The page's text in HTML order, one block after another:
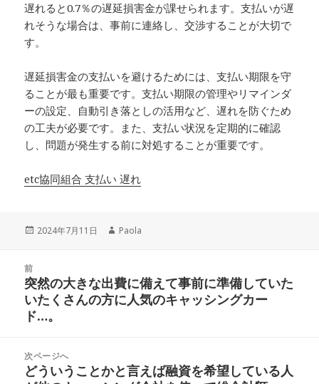
遅れると0.7％の遅延損害金が課せられます。支払いが遅
れそうな場合は、事前に連絡し、交渉することが大切で
す。
遅延損害金の支払いを避けるためには、支払い期限を守
ることが最も重要です。支払い期限の管理やリマインダ
ーの設定、自動引き落としの活用など、遅れを防ぐため
の工夫が必要です。また、支払い状況を定期的に確認
し、問題が発生する前に対処することが重要です。
etc協同組合 支払い 遅れ
投
2024年7月11日
作
Paola
前
前
の
投
突然の大きな出費に備えて事前に準備していた
いたくさんの方に人気のキャッシングカー
ド…。
次ページへ
次
どういうことかと言えば融資を希望している人